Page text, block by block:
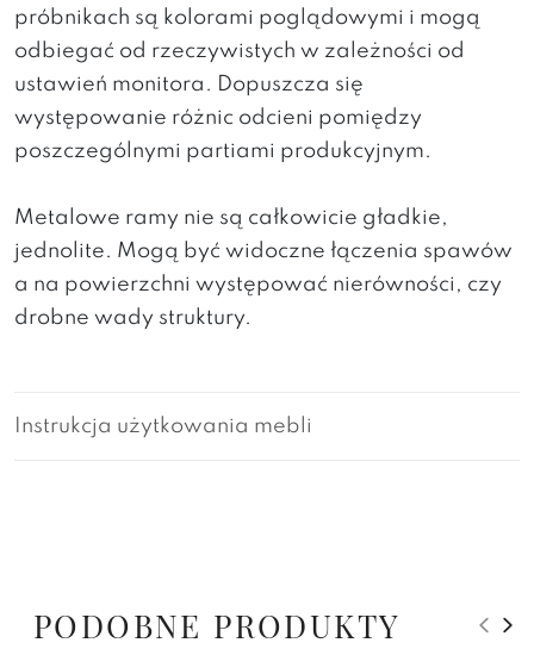
próbnikach są kolorami poglądowymi i mogą
odbiegać od rzeczywistych w zależności od
ustawień monitora. Dopuszcza się
występowanie różnic odcieni pomiędzy
poszczególnymi partiami produkcyjnym.
Metalowe ramy nie są całkowicie gładkie,
jednolite. Mogą być widoczne łączenia spawów
a na powierzchni występować nierówności, czy
drobne wady struktury.
Instrukcja użytkowania mebli
PODOBNE PRODUKTY